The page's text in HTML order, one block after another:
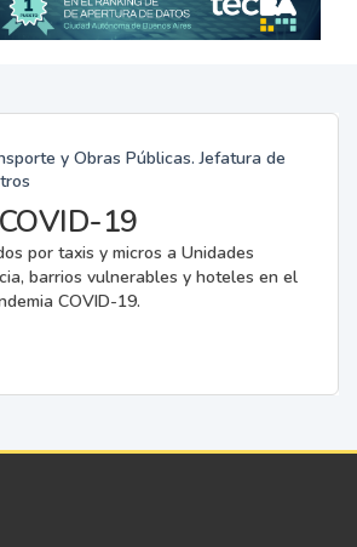
y Obras Públicas. Jefatura de
19
por taxis y micros a Unidades
barrios vulnerables y hoteles en el
COVID-19.